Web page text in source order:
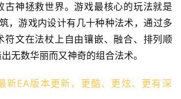
古神拯救世界。游戏最核心的玩法就是
，游戏内设计有几十种种法术，通过多
符文在法杖上自由镶嵌、融合、排列顺
无数华丽而又神奇的组合法术。